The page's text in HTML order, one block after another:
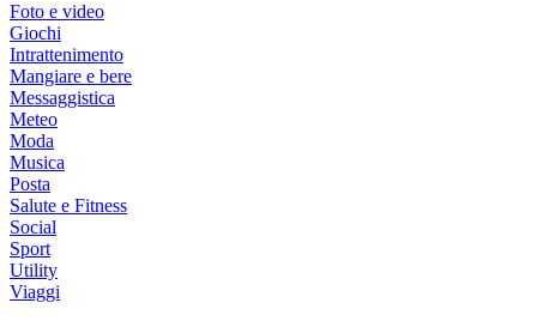
Foto e video
Giochi
Intrattenimento
Mangiare e bere
Messaggistica
Meteo
Moda
Musica
Posta
Salute e Fitness
Social
Sport
Utility
Viaggi